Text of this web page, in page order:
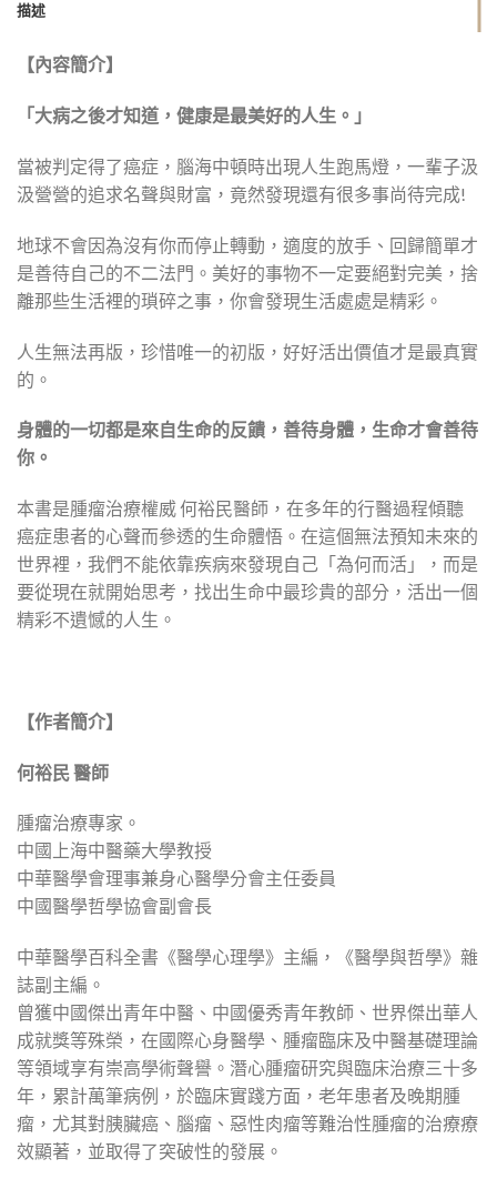
描述
【內容簡介】
「大病之後才知道，健康是最美好的人生。」
當被判定得了癌症，腦海中頓時出現人生跑馬燈，一輩子汲
汲營營的追求名聲與財富，竟然發現還有很多事尚待完成!
地球不會因為沒有你而停止轉動，適度的放手、回歸簡單才
是善待自己的不二法門。美好的事物不一定要絕對完美，捨
離那些生活裡的瑣碎之事，你會發現生活處處是精彩。
人生無法再版，珍惜唯一的初版，好好活出價值才是最真實
的。
身體的一切都是來自生命的反饋，善待身體，生命才會善待
你。
本書是腫瘤治療權威 何裕民醫師，在多年的行醫過程傾聽
癌症患者的心聲而參透的生命體悟。在這個無法預知未來的
世界裡，我們不能依靠疾病來發現自己「為何而活」，而是
要從現在就開始思考，找出生命中最珍貴的部分，活出一個
精彩不遺憾的人生。
【作者簡介】
何裕民 醫師
腫瘤治療專家。
中國上海中醫藥大學教授
中華醫學會理事兼身心醫學分會主任委員
中國醫學哲學協會副會長
中華醫學百科全書《醫學心理學》主編，《醫學與哲學》雜
誌副主編。
曾獲中國傑出青年中醫、中國優秀青年教師、世界傑出華人
成就獎等殊榮，在國際心身醫學、腫瘤臨床及中醫基礎理論
等領域享有崇高學術聲譽。潛心腫瘤研究與臨床治療三十多
年，累計萬筆病例，於臨床實踐方面，老年患者及晚期腫
瘤，尤其對胰臟癌、腦瘤、惡性肉瘤等難治性腫瘤的治療療
效顯著，並取得了突破性的發展。